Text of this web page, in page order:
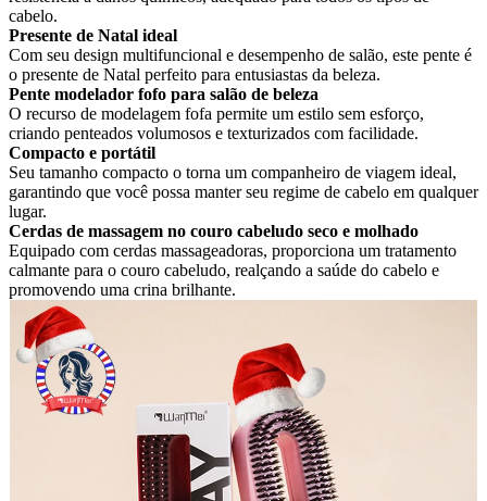
cabelo.
Presente de Natal ideal
Com seu design multifuncional e desempenho de salão, este pente é
o presente de Natal perfeito para entusiastas da beleza.
Pente modelador fofo para salão de beleza
O recurso de modelagem fofa permite um estilo sem esforço,
criando penteados volumosos e texturizados com facilidade.
Compacto e portátil
Seu tamanho compacto o torna um companheiro de viagem ideal,
garantindo que você possa manter seu regime de cabelo em qualquer
lugar.
Cerdas de massagem no couro cabeludo seco e molhado
Equipado com cerdas massageadoras, proporciona um tratamento
calmante para o couro cabeludo, realçando a saúde do cabelo e
promovendo uma crina brilhante.